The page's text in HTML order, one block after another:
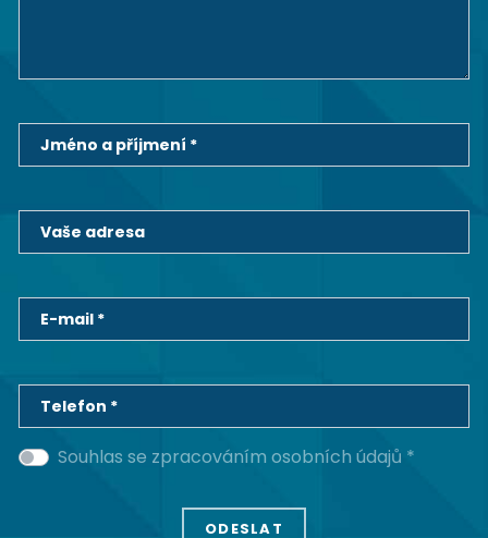
Jméno a příjmení *
Vaše adresa
E-mail *
Telefon *
Souhlas se zpracováním osobních údajů *